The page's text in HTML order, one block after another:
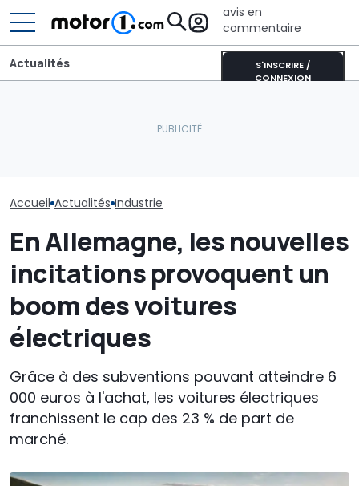
avis en
commentaire
S'INSCRIRE /
CONNEXION
Actualités
Accueil Actualités Industrie
En Allemagne, les nouvelles
incitations provoquent un
boom des voitures
électriques
Grâce à des subventions pouvant atteindre 6
000 euros à l'achat, les voitures électriques
franchissent le cap des 23 % de part de
marché.